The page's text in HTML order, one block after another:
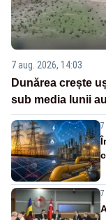
7 aug. 2026, 14:03
Dunărea crește
sub media lunii
7
7